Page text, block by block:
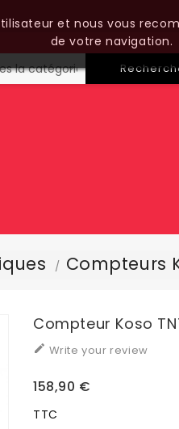
et nous vous
de votre navigation.
Compteurs
Compteur Koso
 Write your review
158,90 €
TTC